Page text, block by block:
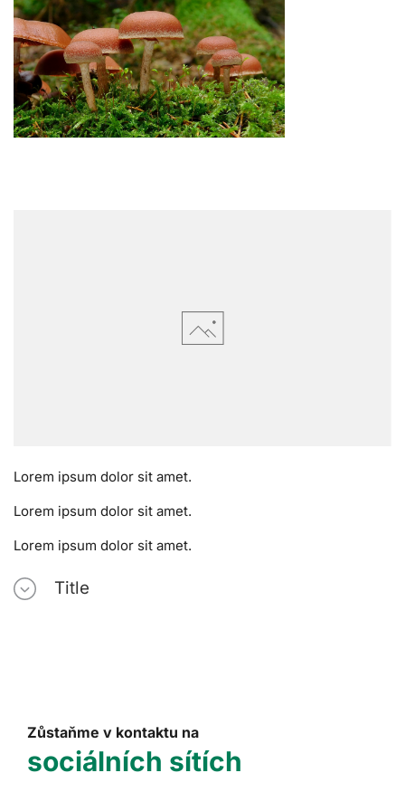
Lorem ipsum dolor sit amet.
Lorem ipsum dolor sit amet.
Lorem ipsum dolor sit amet.
Title
Zůstaňme v kontaktu na
sociálních sítích